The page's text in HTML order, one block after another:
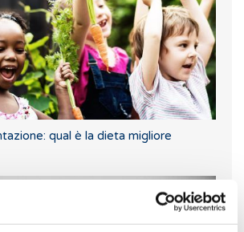
qual è la dieta migliore